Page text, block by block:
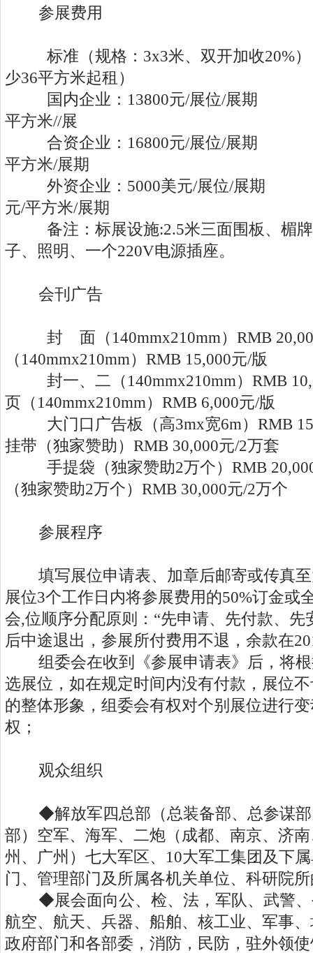
参展费用
标准（规格：3x3米、双开加收
少36平方米起租）
国内企业：13800元/展位/展期 国
平方米//展
合资企业：16800元/展位/展期 合
平方米/展期
外资企业：5000美元/展位/展期
元/平方米/展期
备注：标展设施:2.5米三面围板、楣牌
子、照明、一个220V电源插座。
会刊广告
封 面（140mmx210mm）RMB
（140mmx210mm）RMB 15,000元/版
封一、二（140mmx210mm）RMB
页（140mmx210mm）RMB 6,000元/版
大门口广告板（高3mx宽6m）RMB
挂带（独家赞助）RMB 30,000元/2万套
手提袋（独家赞助2万个）RMB
（独家赞助2万个）RMB 30,000元/2万个
参展程序
填写展位申请表、加章后邮寄或传真至
展位3个工作日内将参展费用的50%订金或
会,位顺序分配原则：“先申请、先付款、先
后中途退出，参展所付费用不退，余款在
组委会在收到《参展申请表》后，将根
选展位，如在规定时间内没有付款，展位
的整体形象，组委会有权对个别展位进行
权；
观众组织
◆解放军四总部（总装备部、总参谋部
部）空军、海军、二炮（成都、南京、济
州、广州）七大军区、10大军工集团及下
门、管理部门及所属各机关单位、科研院
◆展会面向公、检、法，军队、武警、
航空、航天、兵器、船舶、核工业、军事
政府部门和各部委，消防，民防，驻外领